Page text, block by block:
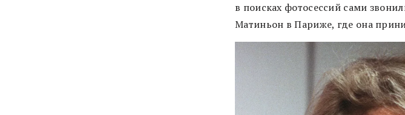
в поисках фотосессий сами
Матиньон в Париже, где она